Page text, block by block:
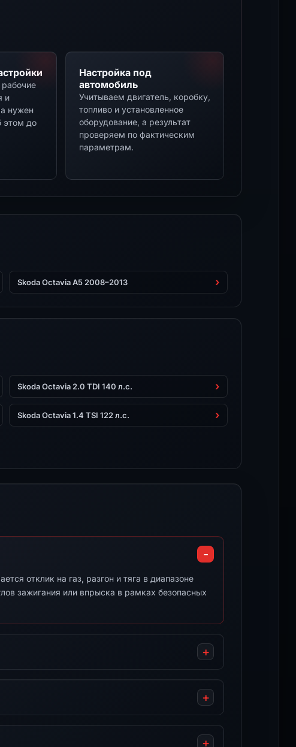
и
нужен
этом до
Настройка под
автомобиль
Учитываем двигатель, коробку,
топливо и установленное
оборудование, а результат
проверяем по фактическим
параметрам.
Skoda Octavia A5 2008–2013
Skoda Octavia 2.0 TDI 140 л.с.
Skoda Octavia 1.4 TSI 122 л.с.
отклик на газ, разгон и тяга в диапазоне
зажигания или впрыска в рамках безопасных